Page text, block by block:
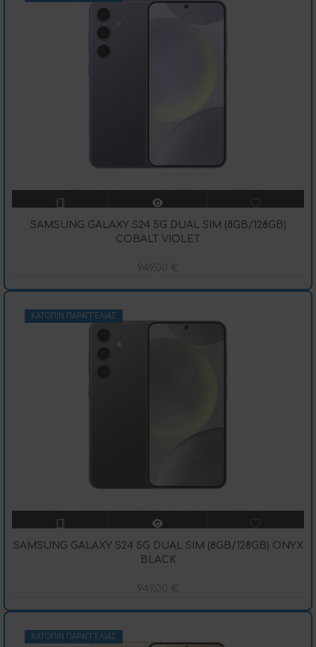
SAMSUNG GALAXY S24 5G DUAL SIM (8GB/128GB)
COBALT VIOLET
949,00 €
ΚΑΤΌΠΙΝ ΠΑΡΑΓΓΕΛΊΑΣ
SAMSUNG GALAXY S24 5G DUAL SIM (8GB/128GB) ONYX
BLACK
949,00 €
ΚΑΤΌΠΙΝ ΠΑΡΑΓΓΕΛΊΑΣ